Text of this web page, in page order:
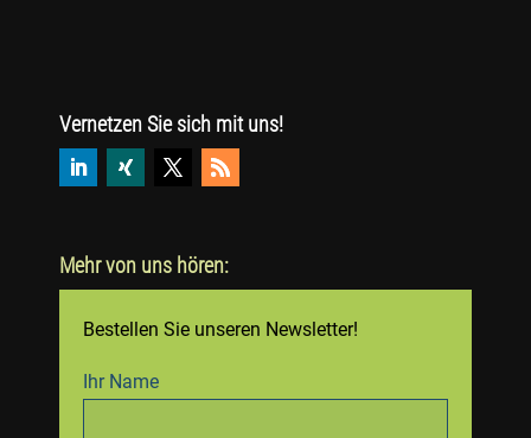
Vernetzen Sie sich mit uns!
Mehr von uns hören:
Bestellen Sie unseren Newsletter!
Ihr Name